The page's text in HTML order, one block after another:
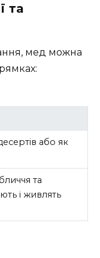
та
мед можна
або як
та
і живлять